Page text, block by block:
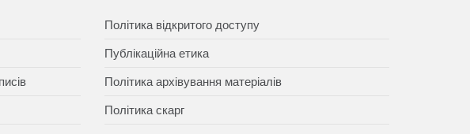
Політика відкритого доступу
Публікаційна етика
Політика архівування матеріалів
Політика скарг